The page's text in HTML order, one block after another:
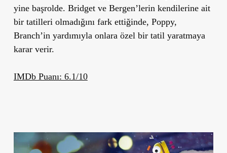
yine başrolde. Bridget ve Bergen’lerin kendilerine ait
bir tatilleri olmadığını fark ettiğinde, Poppy,
Branch’in yardımıyla onlara özel bir tatil yaratmaya
karar verir.
IMDb Puanı: 6.1/10